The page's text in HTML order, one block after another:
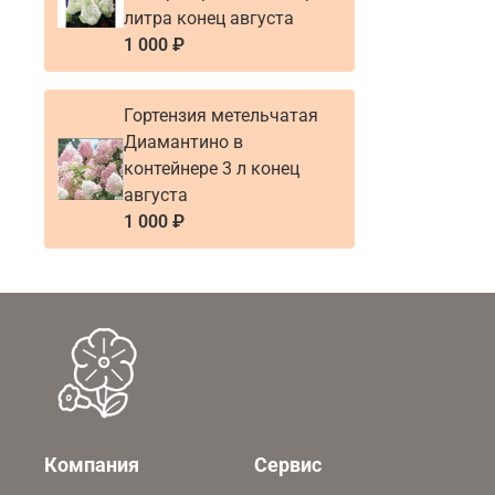
литра конец августа
1 000 ₽
Гортензия метельчатая
Диамантино в
контейнере 3 л конец
августа
1 000 ₽
Компания Сервис